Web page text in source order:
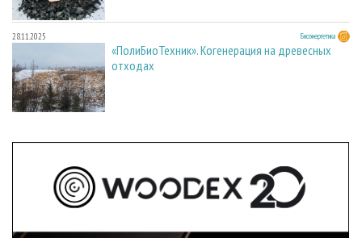
28.11.2025 Биоэнергетика
«ПолиБиоТехник». Когенерация на древесных
отходах